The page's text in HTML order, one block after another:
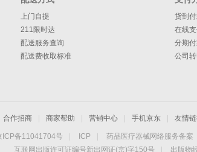
上门自提
211限时达
配送服务查询
配送费收取标准
货到
在线
分期
公司
合作招商 商家帮助 营销中心 手机京东 友情
ICP备11041704号 ICP 药品医疗器械网络服务备案
互联网出版许可证编号新出网证(京)字150号
出版物